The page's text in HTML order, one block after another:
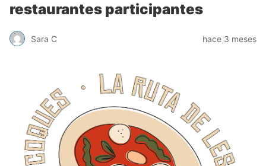
restaurantes participantes
Sara C hace 3 meses